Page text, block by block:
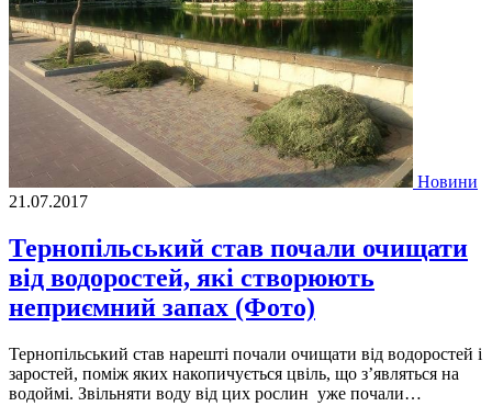
Новини
21.07.2017
Тернопільський став почали очищати
від водоростей, які створюють
неприємний запах (Фото)
Тернопільський став нарешті почали очищати від водоростей і
заростей, поміж яких накопичується цвіль, що з’являться на
водоймі. Звільняти воду від цих рослин уже почали…